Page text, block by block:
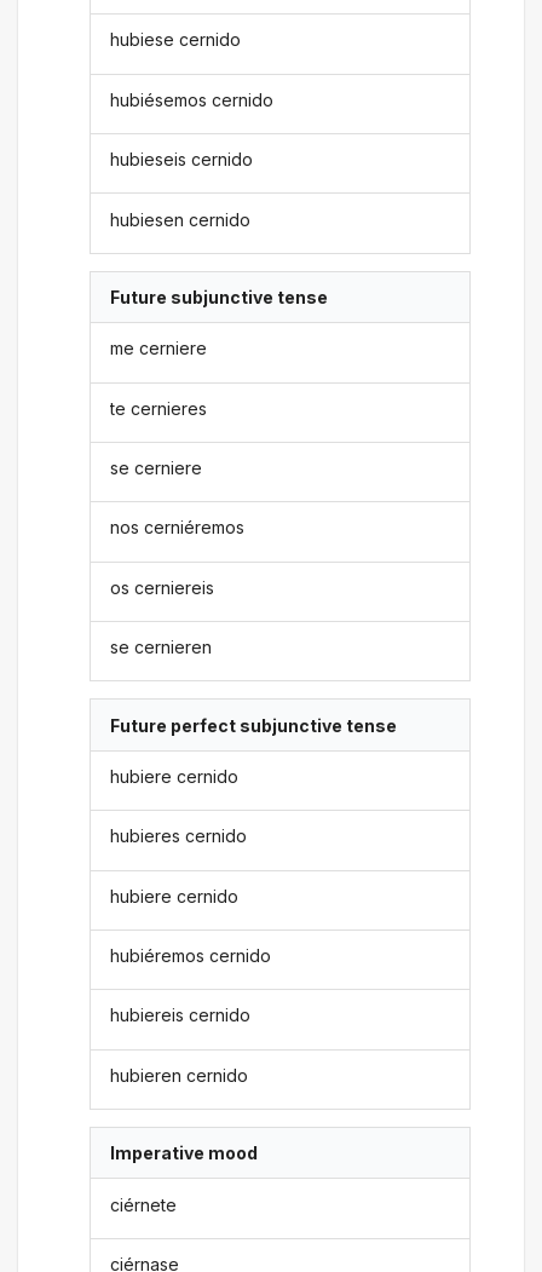
hubiese cernido
hubiésemos cernido
hubieseis cernido
hubiesen cernido
Future subjunctive tense
me cerniere
te cernieres
se cerniere
nos cerniéremos
os cerniereis
se cernieren
Future perfect subjunctive tense
hubiere cernido
hubieres cernido
hubiere cernido
hubiéremos cernido
hubiereis cernido
hubieren cernido
Imperative mood
ciérnete
ciérnase